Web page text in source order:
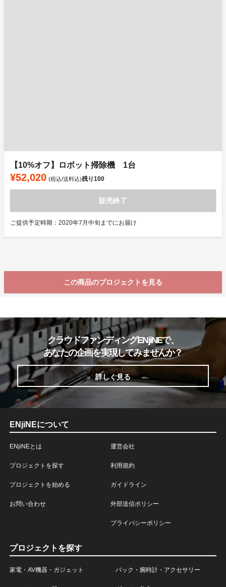
【10%オフ】ロボット掃除機 1台
¥52,020 (税込/送料込)残り100
販売終了
ご提供予定時期：2020年7月中旬までにお届け
この商品のプロジェクトを見る
クラウドファンディングENjiNEで、
あなたの企画を実現してみませんか？
詳しく見る
ENjiNEについて
ENjiNEとは
プロジェクトを探す
プロジェクトを始める
お問い合わせ
運営会社
利用規約
ガイドライン
外部送信ポリシー
プライバシーポリシー
プロジェクトを探す
家電・AV機器・ガジェット バック・腕時計・アクセサリー